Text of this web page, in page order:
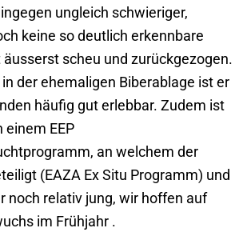
ungleich schwieriger,
keine so deutlich erkennbare
scheu und zurückgezogen.
der ehemaligen Biberablage ist er
häufig gut erlebbar. Zudem ist
einem EEP
an welchem der
(EAZA Ex Situ Programm) und
noch relativ jung, wir hoffen auf
im Frühjahr .